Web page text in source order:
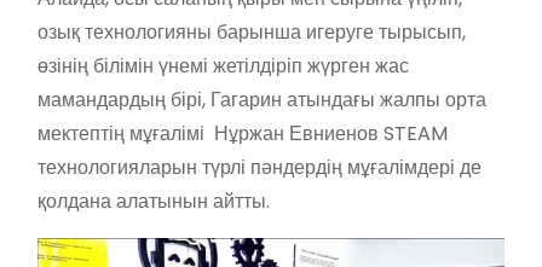
озық технологияны барынша игеруге тырысып,
өзінің білімін үнемі жетілдіріп жүрген жас
мамандардың бірі, Гагарин атындағы жалпы орта
мектептің мұғалімі Нұржан Евниенов STEAM
технологияларын түрлі пәндердің мұғалімдері де
қолдана алатынын айтты.